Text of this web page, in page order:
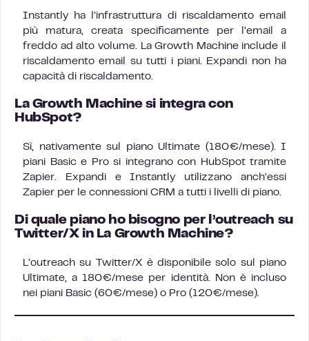
Instantly ha l’infrastruttura di riscaldamento email
più matura, creata specificamente per l’email a
freddo ad alto volume. La Growth Machine include il
riscaldamento email su tutti i piani. Expandi non ha
capacità di riscaldamento.
La Growth Machine si integra con
HubSpot?
Sì, nativamente sul piano Ultimate (180€/mese). I
piani Basic e Pro si integrano con HubSpot tramite
Zapier. Expandi e Instantly utilizzano anch’essi
Zapier per le connessioni CRM a tutti i livelli di piano.
Di quale piano ho bisogno per l’outreach su
Twitter/X in La Growth Machine?
L’outreach su Twitter/X è disponibile solo sul piano
Ultimate, a 180€/mese per identità. Non è incluso
nei piani Basic (60€/mese) o Pro (120€/mese).